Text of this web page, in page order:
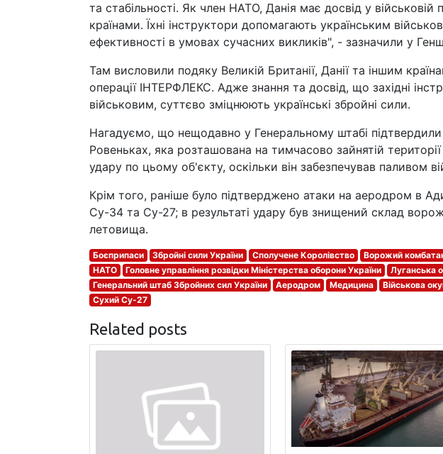
та стабільності. Як член НАТО, Данія має досвід у військовій
країнами. Їхні інструктори допомагають українським
ефективності в умовах сучасних викликів", - зазначили у
Там висловили подяку Великій Британії, Данії та іншим
операції ІНТЕРФЛЕКС. Адже знання та досвід, що західні
військовим, суттєво зміцнюють українські збройні сили.
Нагадуємо, що нещодавно у Генеральному штабі
Ровеньках, яка розташована на тимчасово зайнятій
удару по цьому об'єкту, оскільки він забезпечував паливом
Крім того, раніше було підтверджено атаки на аеродром в
Су-34 та Су-27; в результаті удару був знищений склад
летовища.
Боєприпаси Збройні сили України Сполучене Королівство Ворожий
НАТО
Головне управління розвідки Міністерства оборони України Луганська
Генеральний штаб Збройних сил України
Аеродром Медицина Військова
Сухий Су-27
Related posts